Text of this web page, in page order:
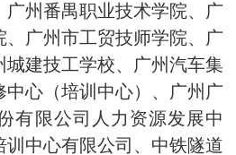
广州番禺职业技术学院、广
、广州市工贸技师学院、广
建技工学校、广州汽车集
中心（培训中心）、广州广
有限公司人力资源发展中
中心有限公司、中铁隧道